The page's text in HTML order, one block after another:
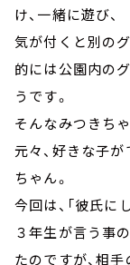
け、一緒に遊び、
気が付くと別の
的には公園内の
うです。
そんなみつきち
元々、好きな子
ちゃん。
今回は、「彼氏
３年生が言う事
たのですが、相